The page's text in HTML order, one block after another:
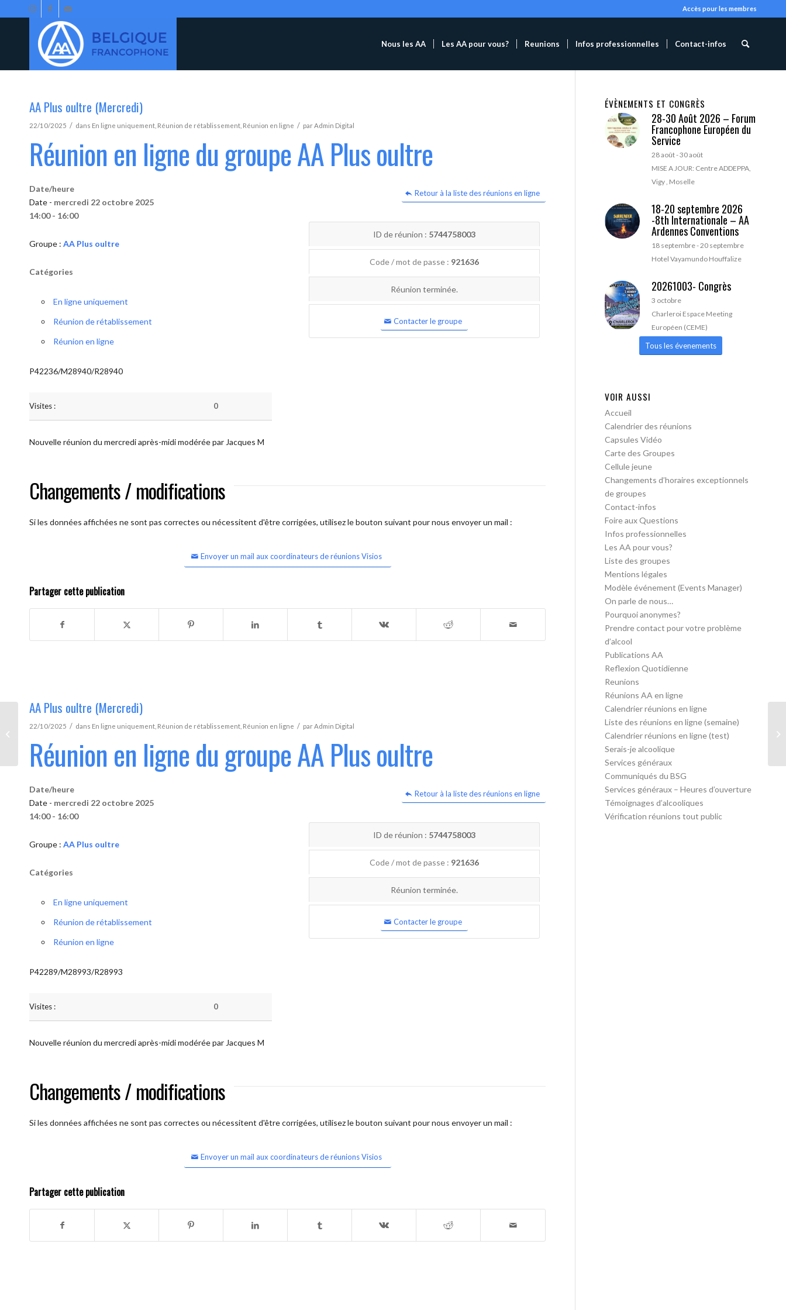
Accès pour les membres
Nous les AA Les AA pour vous? Reunions Infos professionnelles Contact-infos
AA Plus oultre (Mercredi)
22/10/2025 / dans En ligne uniquement Réunion de rétablissement Réunion en ligne / parAdmin Digital
Réunion en ligne du groupe AA Plus oultre
Retour à la liste des réunions en ligne
Date/heure
Date - mercredi 22 octobre 2025
14:00 - 16:00
Groupe : AA Plus oultre
Catégories
En ligne uniquement
Réunion de rétablissement
Réunion en ligne
P42236/M28940/R28940
Visites : 0
ID de réunion : 5744758003
Code / mot de passe : 921636
Réunion terminée.
Contacter le groupe
Nouvelle réunion du mercredi après-midi modérée par Jacques M
Changements / modifications
Si les données affichées ne sont pas correctes ou nécessitent d'être corrigées, utilisez le bouton suivant pour nous envoyer un mail :
Envoyer un mail aux coordinateurs de réunions Visios
Partager cette publication
AA Plus oultre (Mercredi)
22/10/2025 / dans En ligne uniquement Réunion de rétablissement Réunion en ligne / parAdmin Digital
Réunion en ligne du groupe AA Plus oultre
Retour à la liste des réunions en ligne
Date/heure
Date - mercredi 22 octobre 2025
14:00 - 16:00
Groupe : AA Plus oultre
Catégories
En ligne uniquement
Réunion de rétablissement
Réunion en ligne
P42289/M28993/R28993
Visites : 0
ID de réunion : 5744758003
Code / mot de passe : 921636
Réunion terminée.
Contacter le groupe
Nouvelle réunion du mercredi après-midi modérée par Jacques M
Changements / modifications
Si les données affichées ne sont pas correctes ou nécessitent d'être corrigées, utilisez le bouton suivant pour nous envoyer un mail :
Envoyer un mail aux coordinateurs de réunions Visios
Partager cette publication
ÉVÈNEMENTS ET CONGRÈS
28-30 Août 2026 – Forum
Francophone Européen du
Service
28 août-30 août
MISE A JOUR: Centre ADDEPPA,
Vigy , Moselle
18-20 septembre 2026
-8th Internationale – AA
Ardennes Conventions
18 septembre-20 septembre
Hotel Vayamundo Houffalize
20261003- Congrès
3 octobre
Charleroi Espace Meeting
Européen (CEME)
Tous les évenements
VOIR AUSSI
Accueil
Calendrier des réunions
Capsules Vidéo
Carte des Groupes
Cellule jeune
Changements d’horaires exceptionnels
de groupes
Contact-infos
Foire aux Questions
Infos professionnelles
Les AA pour vous?
Liste des groupes
Mentions légales
Modèle événement (Events Manager)
On parle de nous…
Pourquoi anonymes?
Prendre contact pour votre problème
d’alcool
Publications AA
Reflexion Quotidienne
Reunions
Réunions AA en ligne
Calendrier réunions en ligne
Liste des réunions en ligne (semaine)
Calendrier réunions en ligne (test)
Serais-je alcoolique
Services généraux
Communiqués du BSG
Services généraux – Heures d’ouverture
Témoignages d’alcooliques
Vérification réunions tout public